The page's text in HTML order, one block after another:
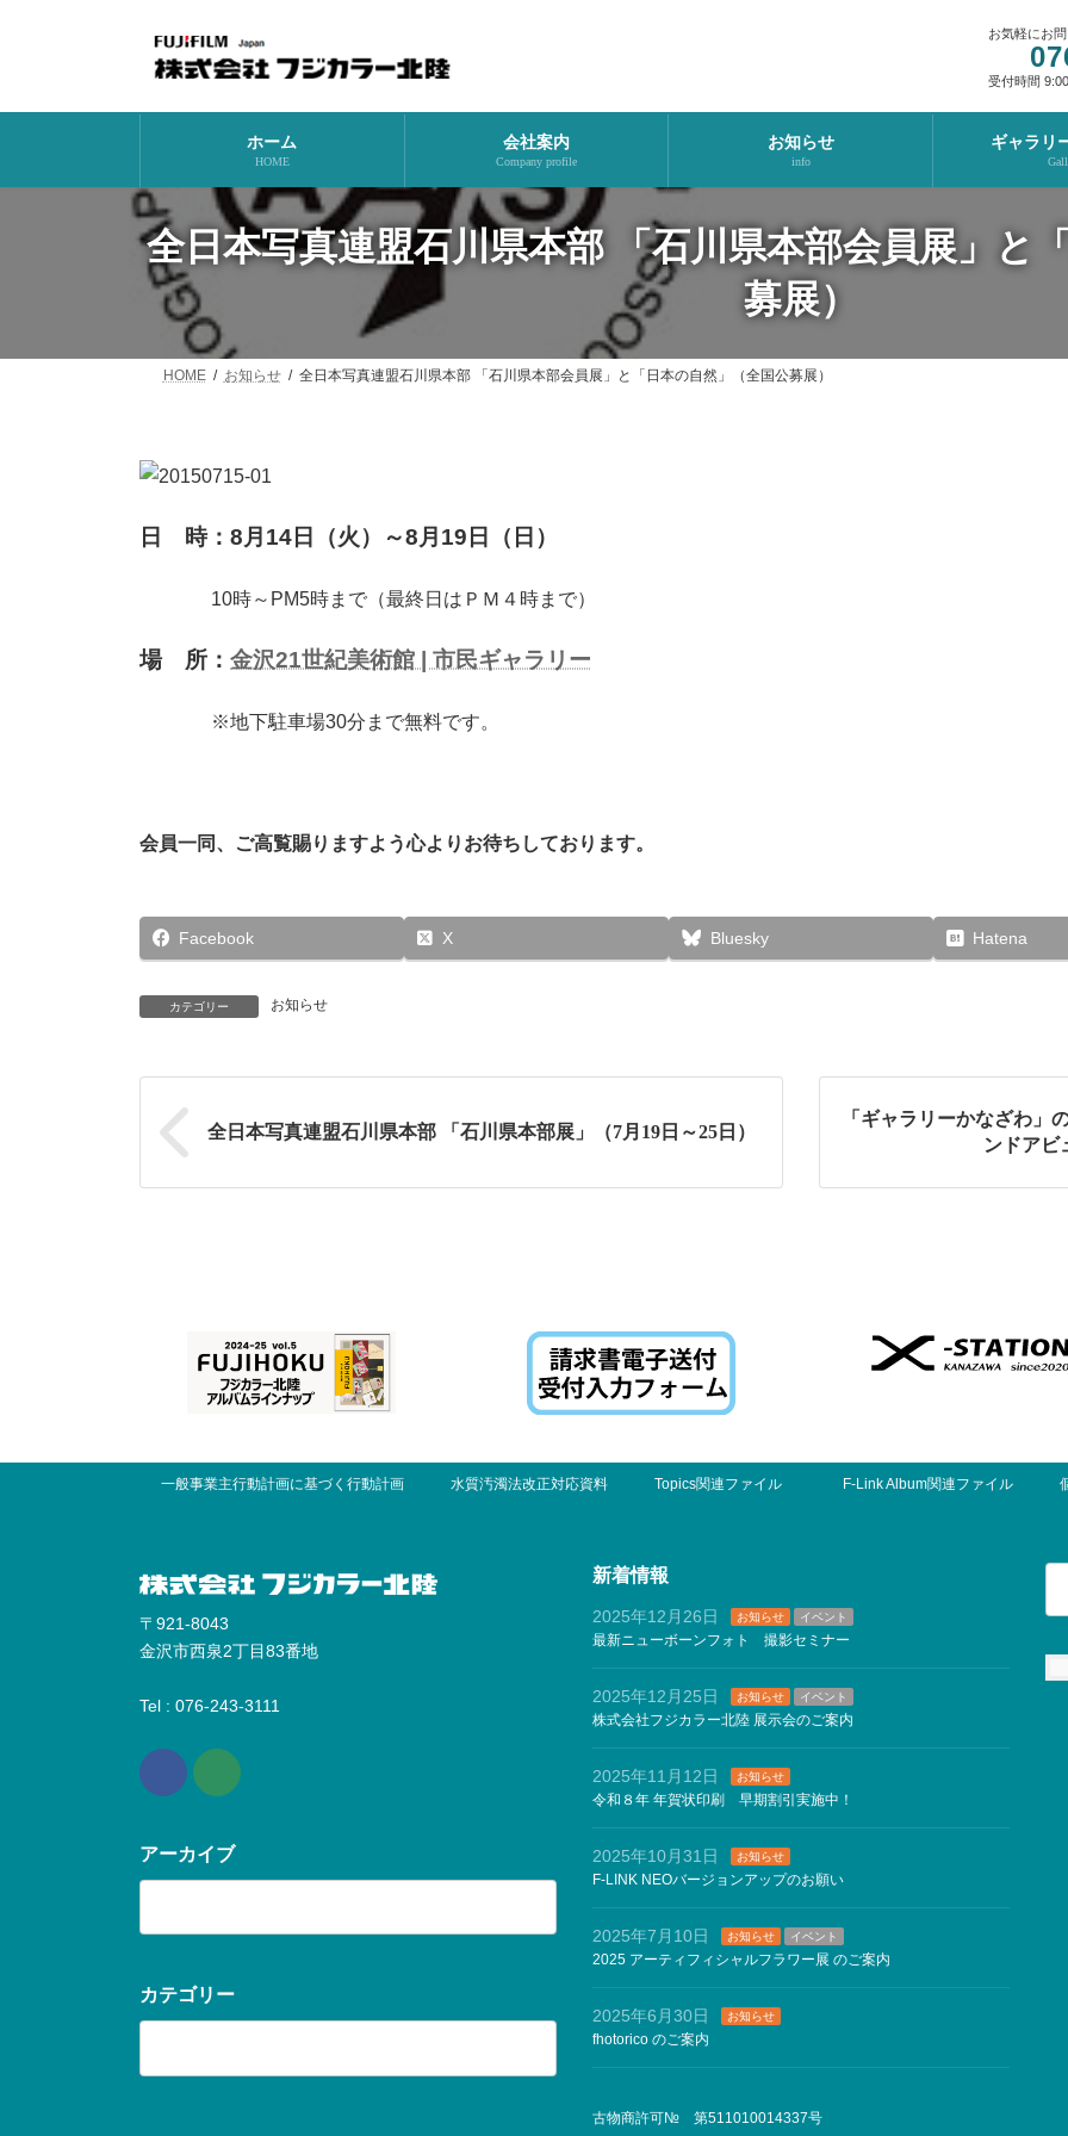
ツ
キ
シ
に
お気軽にお
受付時間
ホーム
HOME
会社案内
Company profile
お知らせ
info
ギャラリ
全日本写真連盟石川県本部 「石川県本部会員展」と
募展）
HOME お知らせ 全日本写真連盟石川県本部 「石川県本部会員展」と「日本の自然」（全国公募展）
日 時：8月14日（火）～8月19日（日）
10時～PM5時まで（最終日はＰＭ４時まで）
場 所： 金沢21世紀美術館 | 市民ギャラリー
※地下駐車場30分まで無料です。
会員一同、ご高覧賜りますよう心よりお待ちしております。
Facebook X Bluesky Hatena
カテゴリー お知らせ
全日本写真連盟石川県本部 「石川県本部展」（7月19日～25日）
「ギャラリーかなざわ」
ンドアビ
一般事業主行動計画に基づく行動計画 水質汚濁法改正対応資料 Topics関連ファイル F-Link Album関連ファイル
〒921-8043
金沢市西泉2丁目83番地
Tel : 076-243-3111
アーカイブ
イ
カテゴリー
カ
リ
新着情報
2025年12月26日 お知らせ イベント
最新ニューボーンフォト 撮影セミナー
2025年12月25日 お知らせ イベント
株式会社フジカラー北陸 展示会のご案内
2025年11月12日 お知らせ
令和８年 年賀状印刷 早期割引実施中！
2025年10月31日 お知らせ
F-LINK NEOバージョンアップのお願い
2025年7月10日 お知らせ イベント
2025 アーティフィシャルフラワー展 のご案内
2025年6月30日 お知らせ
fhotorico のご案内
古物商許可№ 第511010014337号
検